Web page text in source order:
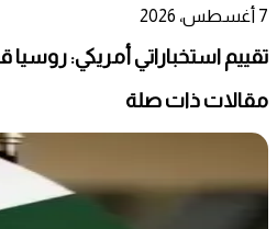
7 أغسطس، 2026
تقييم استخباراتي أمريكي: روسيا قد
مقالات ذات صلة